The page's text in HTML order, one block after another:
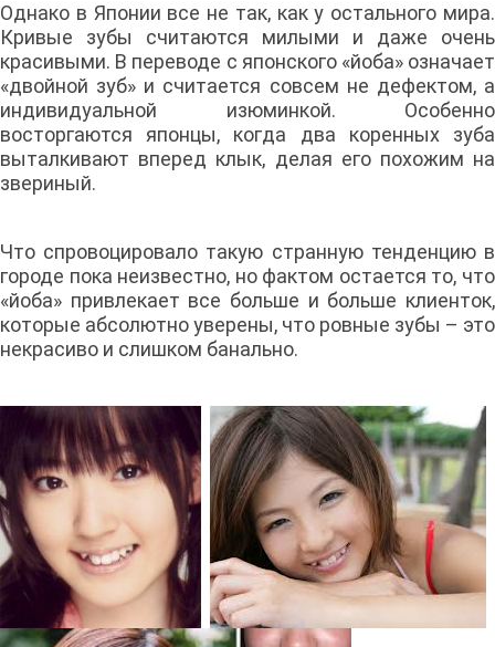
Однако в Японии все не так, как у остального мира.
Кривые зубы считаются милыми и даже очень
красивыми. В переводе с японского «йоба» означает
«двойной зуб» и считается совсем не дефектом, а
индивидуальной изюминкой. Особенно
восторгаются японцы, когда два коренных зуба
выталкивают вперед клык, делая его похожим на
звериный.
Что спровоцировало такую странную тенденцию в
городе пока неизвестно, но фактом остается то, что
«йоба» привлекает все больше и больше клиенток,
которые абсолютно уверены, что ровные зубы – это
некрасиво и слишком банально.